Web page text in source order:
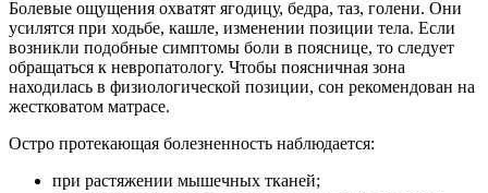
Болевые ощущения охватят ягодицу, бедра, таз, голени. Они
усилятся при ходьбе, кашле, изменении позиции тела. Если
возникли подобные симптомы боли в пояснице, то следует
обращаться к невропатологу. Чтобы поясничная зона
находилась в физиологической позиции, сон рекомендован на
жестковатом матрасе.
Остро протекающая болезненность наблюдается:
при растяжении мышечных тканей;